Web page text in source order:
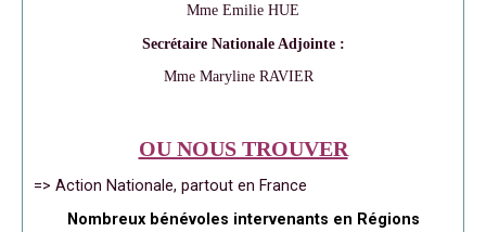
Mme Emilie HUE
Secrétaire Nationale Adjointe :
Mme Maryline RAVIER
OU NOUS TROUVER
=> Action Nationale, partout en France
Nombreux bénévoles intervenants en Régions